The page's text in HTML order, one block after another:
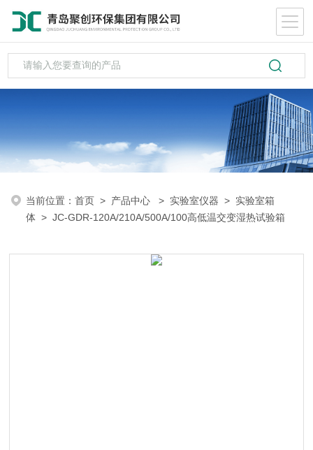
当前位置：首页 > 产品中心 > 实验室仪器 > 实验室箱
体 > JC-GDR-120A/210A/500A/100高低温交变湿热试验箱